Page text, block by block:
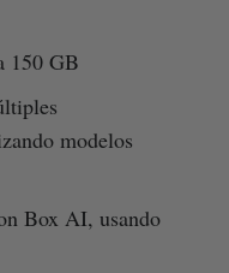
150 GB
modelos
Box AI, usando